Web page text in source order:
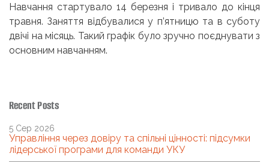
Навчання стартувало 14 березня і тривало до кінця
травня. Заняття відбувалися у п’ятницю та в суботу
двічі на місяць. Такий графік було зручно поєднувати з
основним навчанням.
Recent Posts
Управління через довіру та спільні цінності: підсумки
лідерської програми для команди УКУ
5 Сер 2026